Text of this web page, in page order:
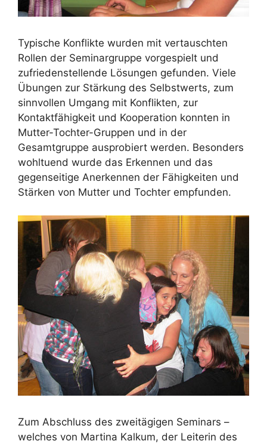
Typische Konflikte wurden mit vertauschten
Rollen der Seminargruppe vorgespielt und
zufriedenstellende Lösungen gefunden. Viele
Übungen zur Stärkung des Selbstwerts, zum
sinnvollen Umgang mit Konflikten, zur
Kontaktfähigkeit und Kooperation konnten in
Mutter-Tochter-Gruppen und in der
Gesamtgruppe ausprobiert werden. Besonders
wohltuend wurde das Erkennen und das
gegenseitige Anerkennen der Fähigkeiten und
Stärken von Mutter und Tochter empfunden.
Zum Abschluss des zweitägigen Seminars –
welches von Martina Kalkum, der Leiterin des